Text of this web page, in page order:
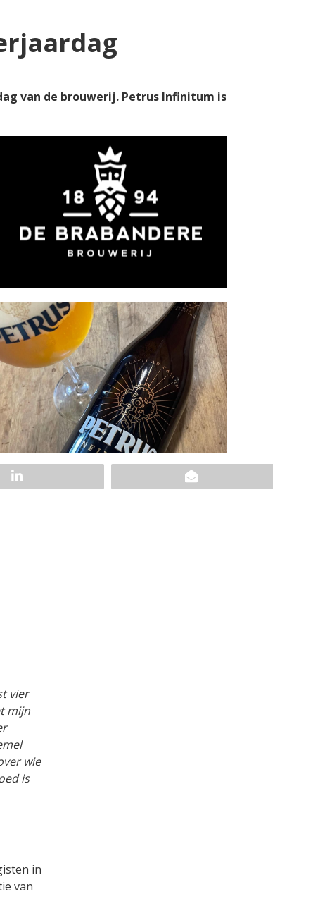
van de brouwerij. Petrus Infinitum is
vier
mijn
wie
is
in
van